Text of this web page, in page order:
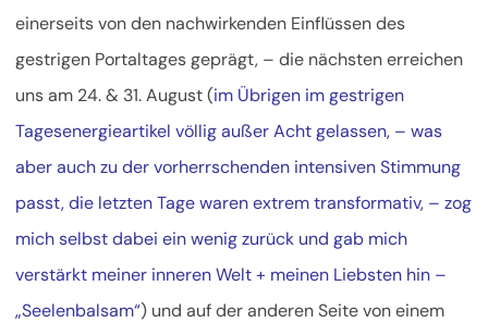
einerseits von den nachwirkenden Einflüssen des
gestrigen Portaltages geprägt, – die nächsten erreichen
uns am 24. & 31. August (im Übrigen im gestrigen
Tagesenergieartikel völlig außerAcht gelassen, – was
aber auch zu der vorherrschenden intensiven Stimmung
passt, die letzten Tage waren extrem transformativ, – zog
mich selbst dabei ein wenig zurück und gab mich
verstärkt meiner inneren Welt + meinen Liebsten hin –
„Seelenbalsam“) und auf der anderen Seite von einem